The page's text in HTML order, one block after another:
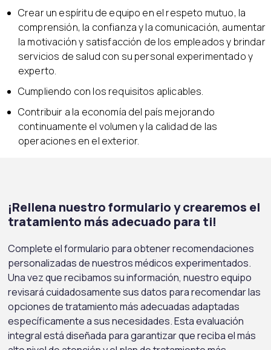
Crear un espíritu de equipo en el respeto mutuo, la
comprensión, la confianza y la comunicación, aumentar
la motivación y satisfacción de los empleados y brindar
servicios de salud con su personal experimentado y
experto.
Cumpliendo con los requisitos aplicables.
Contribuir a la economía del país mejorando
continuamente el volumen y la calidad de las
operaciones en el exterior.
¡Rellena nuestro formulario y crearemos el
tratamiento más adecuado para ti!
Complete el formulario para obtener recomendaciones
personalizadas de nuestros médicos experimentados.
Una vez que recibamos su información, nuestro equipo
revisará cuidadosamente sus datos para recomendar las
opciones de tratamiento más adecuadas adaptadas
específicamente a sus necesidades. Esta evaluación
integral está diseñada para garantizar que reciba el más